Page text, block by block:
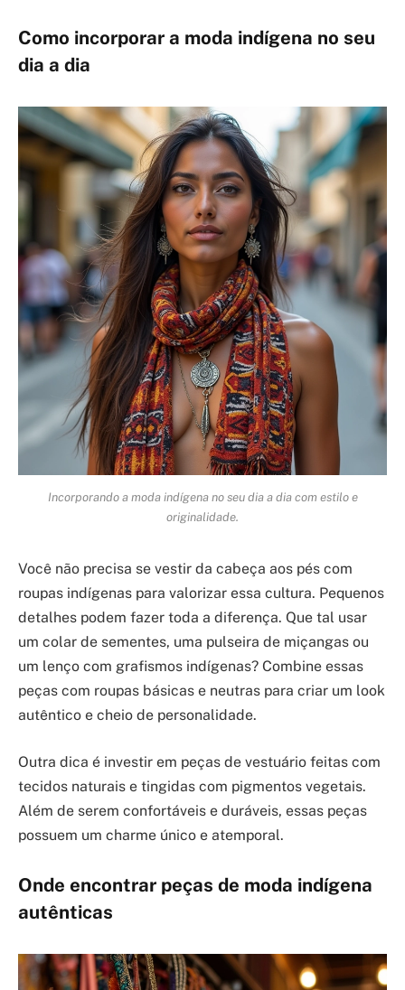
Como incorporar a moda indígena no seu
dia a dia
Incorporando a moda indígena no seu dia a dia com estilo e
originalidade.
Você não precisa se vestir da cabeça aos pés com
roupas indígenas para valorizar essa cultura. Pequenos
detalhes podem fazer toda a diferença. Que tal usar
um colar de sementes, uma pulseira de miçangas ou
um lenço com grafismos indígenas? Combine essas
peças com roupas básicas e neutras para criar um look
autêntico e cheio de personalidade.
Outra dica é investir em peças de vestuário feitas com
tecidos naturais e tingidas com pigmentos vegetais.
Além de serem confortáveis e duráveis, essas peças
possuem um charme único e atemporal.
Onde encontrar peças de moda indígena
autênticas